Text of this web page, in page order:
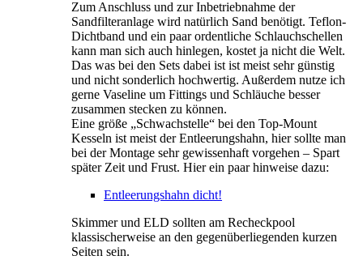
Zum Anschluss und zur Inbetriebnahme der
Sandfilteranlage wird natürlich Sand benötigt. Teflon-
Dichtband und ein paar ordentliche Schlauchschellen
kann man sich auch hinlegen, kostet ja nicht die Welt.
Das was bei den Sets dabei ist ist meist sehr günstig
und nicht sonderlich hochwertig. Außerdem nutze ich
gerne Vaseline um Fittings und Schläuche besser
zusammen stecken zu können.
Eine größe „Schwachstelle“ bei den Top-Mount
Kesseln ist meist der Entleerungshahn, hier sollte man
bei der Montage sehr gewissenhaft vorgehen – Spart
später Zeit und Frust. Hier ein paar hinweise dazu:
Ent­leerungs­hahn dicht!
Skimmer und ELD sollten am Recheckpool
klassischerweise an den gegenüberliegenden kurzen
Seiten sein.